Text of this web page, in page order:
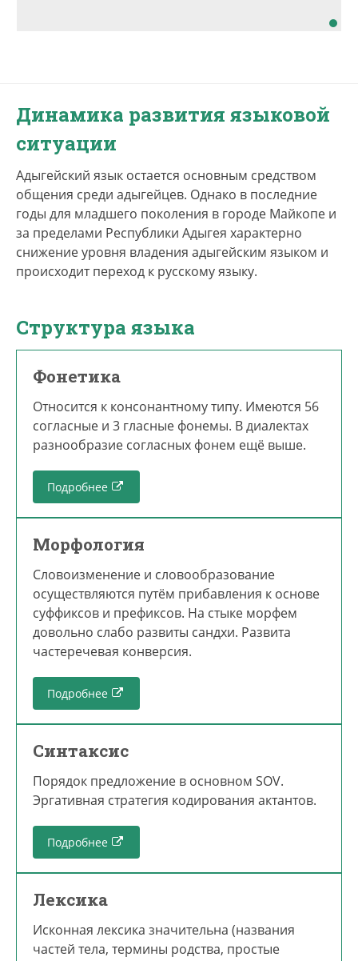
Динамика развития языковой
ситуации
Адыгейский язык остается основным средством
общения среди адыгейцев. Однако в последние
годы для младшего поколения в городе Майкопе и
за пределами Республики Адыгея характерно
снижение уровня владения адыгейским языком и
происходит переход к русскому языку.
Структура языка
Фонетика
Относится к консонантному типу. Имеются 56
согласные и 3 гласные фонемы. В диалектах
разнообразие согласных фонем ещё выше.
Подробнее
Морфология
Словоизменение и словообразование
осуществляются путём прибавления к основе
суффиксов и префиксов. На стыке морфем
довольно слабо развиты сандхи. Развита
частеречевая конверсия.
Подробнее
Синтаксис
Порядок предложение в основном SOV.
Эргативная cтратегия кодирования актантов.
Подробнее
Лексика
Исконная лексика значительна (названия
частей тела, термины родства, простые